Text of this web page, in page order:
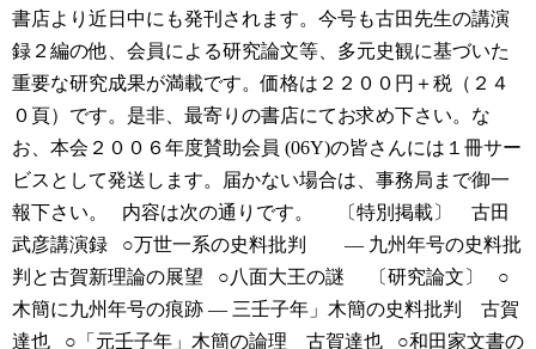
書店より近日中にも発刊されます。今号も古田先生の講演
録２編の他、会員による研究論文等、多元史観に基づいた
重要な研究成果が満載です。価格は２２００円＋税（２４
０頁）です。是非、最寄りの書店にてお求め下さい。な
お、本会２００６年度賛助会員 (06Y)の皆さんには１冊サー
ビスとして発送します。届かない場合は、事務局まで御一
報下さい。
内容は次の通りです。
〔特別掲載〕 古田
武彦講演録 ○万世一系の史料批判
— 九州年号の史料批
判と古賀新理論の展望 ○八面大王の謎 〔研究論文〕
○
木簡に九州年号の痕跡 — 三壬子年」木簡の史料批判 古賀
達也 ○「元壬子年」木簡の論理 古賀達也 ○和田家文書の